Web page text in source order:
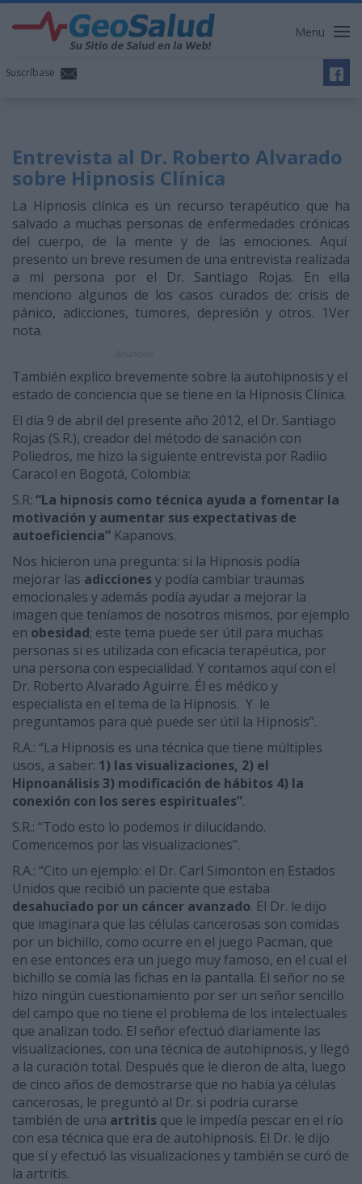
Menu
Suscríbase
Entrevista al Dr. Roberto Alvarado
sobre Hipnosis Clínica
La Hipnosis clínica es un recurso terapéutico que ha
salvado a muchas personas de enfermedades crónicas
del cuerpo, de la mente y de las emociones. Aquí
presento un breve resumen de una entrevista realizada
a mi persona por el Dr. Santiago Rojas. En ella
menciono algunos de los casos curados de: crisis de
pánico, adicciones, tumores, depresión y otros. 1Ver
nota.
También explico brevemente sobre la autohipnosis y el
estado de conciencia que se tiene en la Hipnosis Clínica.
El día 9 de abril del presente año 2012, el Dr. Santiago
Rojas (S.R.), creador del método de sanación con
Poliedros, me hizo la siguiente entrevista por Radiio
Caracol en Bogotá, Colombia:
S.R: “La hipnosis como técnica ayuda a fomentar la
motivación y aumentar sus expectativas de
autoeficiencia” Kapanovs.
Nos hicieron una pregunta: si la Hipnosis podía
mejorar las adiccionesy podía cambiar traumas
emocionales y además podía ayudar a mejorar la
imagen que teníamos de nosotros mismos, por ejemplo
en obesidad; este tema puede ser útil para muchas
personas si es utilizada con eficacia terapéutica, por
una persona con especialidad. Y contamos aquí con el
Dr. Roberto Alvarado Aguirre. Él es médico y
especialista en el tema de la Hipnosis. Y le
preguntamos para qué puede ser útil la Hipnosis”.
R.A.: “La Hipnosis es una técnica que tiene múltiples
usos, a saber: 1) las visualizaciones, 2) el
Hipnoanálisis 3) modificación de hábitos 4) la
conexión con los seres espirituales”.
S.R.: “Todo esto lo podemos ir dilucidando.
Comencemos por las visualizaciones”.
R.A.: “Cito un ejemplo: el Dr. Carl Simonton en Estados
Unidos que recibió un paciente que estaba
desahuciado por un cáncer avanzado. El Dr. le dijo
que imaginara que las células cancerosas son comidas
por un bichillo, como ocurre en el juego Pacman, que
en ese entonces era un juego muy famoso, en el cual el
bichillo se comía las fichas en la pantalla. El señor no se
hizo ningún cuestionamiento por ser un señor sencillo
del campo que no tiene el problema de los intelectuales
que analizan todo. El señor efectuó diariamente las
visualizaciones, con una técnica de autohipnosis, y llegó
a la curación total. Después que le dieron de alta, luego
de cinco años de demostrarse que no había ya células
cancerosas, le preguntó al Dr. si podría curarse
también de una artritis que le impedía pescar en el río
con esa técnica que era de autohipnosis. El Dr. le dijo
que sí y efectuó las visualizaciones y también se curó de
la artritis.